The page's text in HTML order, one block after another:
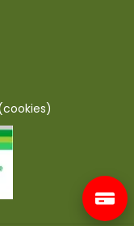
(cookies)